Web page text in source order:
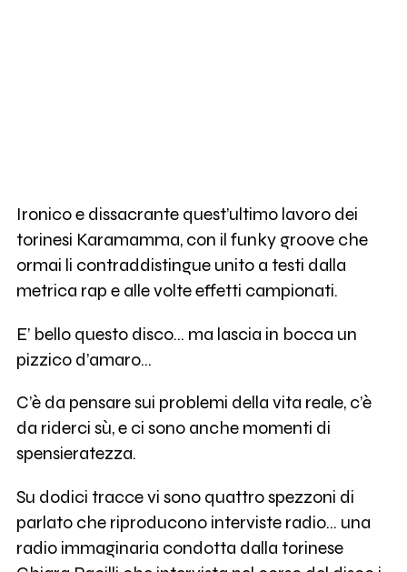
Ironico e dissacrante quest’ultimo lavoro dei
torinesi Karamamma, con il funky groove che
ormai li contraddistingue unito a testi dalla
metrica rap e alle volte effetti campionati.
E’ bello questo disco... ma lascia in bocca un
pizzico d’amaro...
C’è da pensare sui problemi della vita reale, c’è
da riderci sù, e ci sono anche momenti di
spensieratezza.
Su dodici tracce vi sono quattro spezzoni di
parlato che riproducono interviste radio... una
radio immaginaria condotta dalla torinese